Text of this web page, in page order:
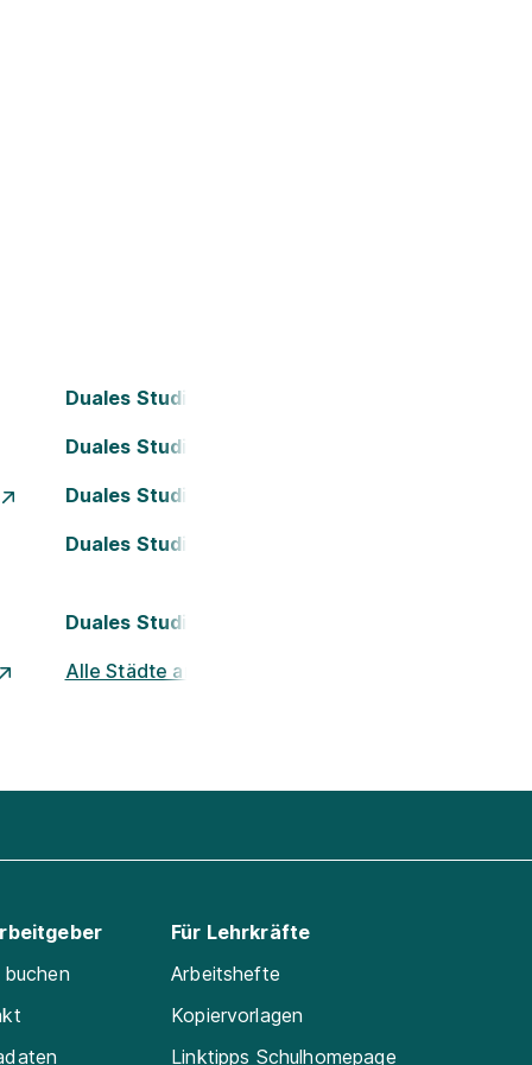
Duales Studium Bielefeld
Duales Studium Darmstadt
Duales Studium Essen
Duales Studium Köln
Duales Studium Nürnberg
Alle Städte ansehen
Für Lehrkräfte
Arbeitshefte
Kopiervorlagen
Linktipps Schulhomepage